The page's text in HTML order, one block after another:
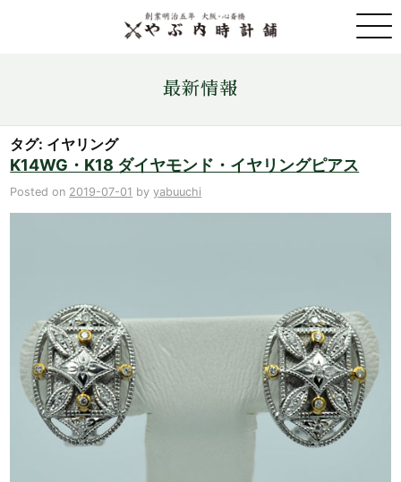
金・プラチナ・コイン売買
店舗情報
お問い合わせ
最新情報
タグ: イヤリング
K14WG・K18 ダイヤモンド・イヤリングピアス
Posted on 2019-07-01 byyabuuchi